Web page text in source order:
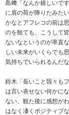
島﨑「なんか嬉しいで
に肩の荷が降りたみた
かなとアフレコの前は
のを観ても、こうして
ないなというのが率直
しい未来がいくらでも
気持ちでいられるんだ
鈴木「長いこと我々も
は言い表せない何かに
ない、観た後に感想が
はなく凄くポジティブ